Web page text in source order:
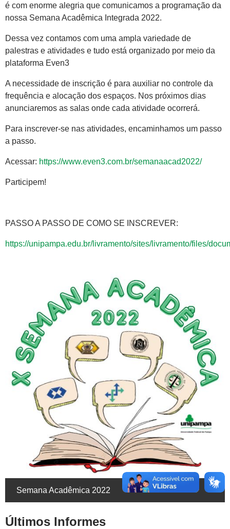
é com enorme alegria que comunicamos a programação da
nossa Semana Acadêmica Integrada 2022.
Dessa vez contamos com uma ampla variedade de
palestras e atividades e tudo está organizado por meio da
plataforma Even3
A necessidade de inscrição é para auxiliar no controle da
frequência e alocação dos espaços. Nos próximos dias
anunciaremos as salas onde cada atividade ocorrerá.
Para inscrever-se nas atividades, encaminhamos um passo
a passo.
Acessar: https://www.even3.com.br/semanaacad2022/
Participem!
PASSO A PASSO DE COMO SE INSCREVER:
https://unipampa.edu.br/livramento/sites/livramento/files/
Semana Acadêmica 2022
Últimos Informes